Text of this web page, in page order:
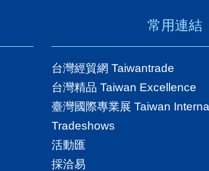
常用連結
台灣經貿網 Taiwantrade
台灣精品 Taiwan Excellence
臺灣國際專業展 Taiwan
Tradeshows
活動匯
採洽易